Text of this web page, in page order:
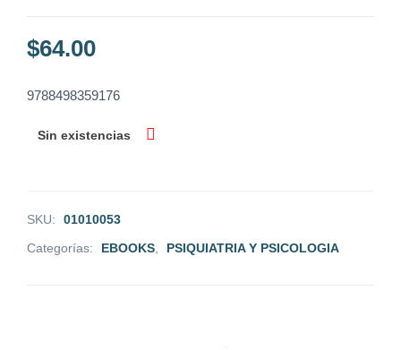
$64.00
9788498359176
Sin existencias
SKU:
01010053
Categorías:
EBOOKS PSIQUIATRIA Y PSICOLOGIA